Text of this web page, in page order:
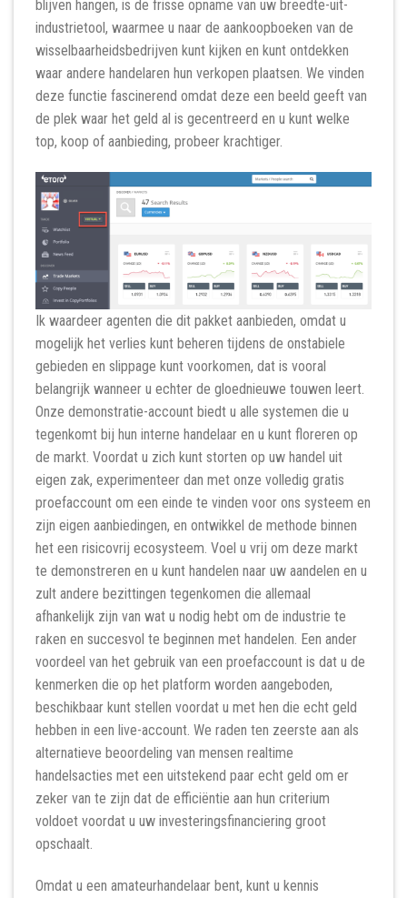
blijven hangen, is de frisse opname van uw breedte-uit-
industrietool, waarmee u naar de aankoopboeken van de
wisselbaarheidsbedrijven kunt kijken en kunt ontdekken
waar andere handelaren hun verkopen plaatsen. We vinden
deze functie fascinerend omdat deze een beeld geeft van
de plek waar het geld al is gecentreerd en u kunt welke
top, koop of aanbieding, probeer krachtiger.
Ik waardeer agenten die dit pakket aanbieden, omdat u
mogelijk het verlies kunt beheren tijdens de onstabiele
gebieden en slippage kunt voorkomen, dat is vooral
belangrijk wanneer u echter de gloednieuwe touwen leert.
Onze demonstratie-account biedt u alle systemen die u
tegenkomt bij hun interne handelaar en u kunt floreren op
de markt. Voordat u zich kunt storten op uw handel uit
eigen zak, experimenteer dan met onze volledig gratis
proefaccount om een ​​einde te vinden voor ons systeem en
zijn eigen aanbiedingen, en ontwikkel de methode binnen
het een risicovrij ecosysteem. Voel u vrij om deze markt
te demonstreren en u kunt handelen naar uw aandelen en u
zult andere bezittingen tegenkomen die allemaal
afhankelijk zijn van wat u nodig hebt om de industrie te
raken en succesvol te beginnen met handelen. Een ander
voordeel van het gebruik van een proefaccount is dat u de
kenmerken die op het platform worden aangeboden,
beschikbaar kunt stellen voordat u met hen die echt geld
hebben in een live-account. We raden ten zeerste aan als
alternatieve beoordeling van mensen realtime
handelsacties met een uitstekend paar echt geld om er
zeker van te zijn dat de efficiëntie aan hun criterium
voldoet voordat u uw investeringsfinanciering groot
opschaalt.
Omdat u een amateurhandelaar bent, kunt u kennis